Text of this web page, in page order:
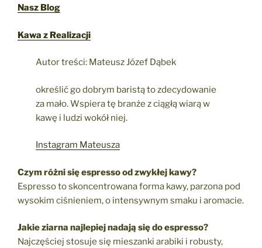
Nasz Blog
Kawa z Realizacji
Autor treści: Mateusz Józef Dąbek
określić go dobrym baristą to zdecydowanie
za mało. Wspiera tę branże z ciągłą wiarą w
kawę i ludzi wokół niej.
Instagram Mateusza
Czym różni się espresso od zwykłej kawy?
Espresso to skoncentrowana forma kawy, parzona pod
wysokim ciśnieniem, o intensywnym smaku i aromacie.
Jakie ziarna najlepiej nadają się do espresso?
Najczęściej stosuje się mieszanki arabiki i robusty,